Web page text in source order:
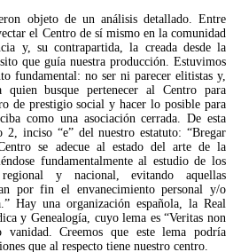
objeto de un análisis detallado. Entre
el Centro de sí mismo en la comunidad
y, su contrapartida, la creada desde la
que guía nuestra producción. Estuvimos
fundamental: no ser ni parecer elitistas y,
quien busque pertenecer al Centro para
de prestigio social y hacer lo posible para
como una asociación cerrada. De esta
inciso “e” del nuestro estatuto: “Bregar
se adecue al estado del arte de la
fundamentalmente al estudio de los
y nacional, evitando aquellas
por fin el envanecimiento personal y/o
Hay una organización española, la Real
y Genealogía, cuyo lema es “Veritas non
Creemos que este lema podría
que al respecto tiene nuestro centro.